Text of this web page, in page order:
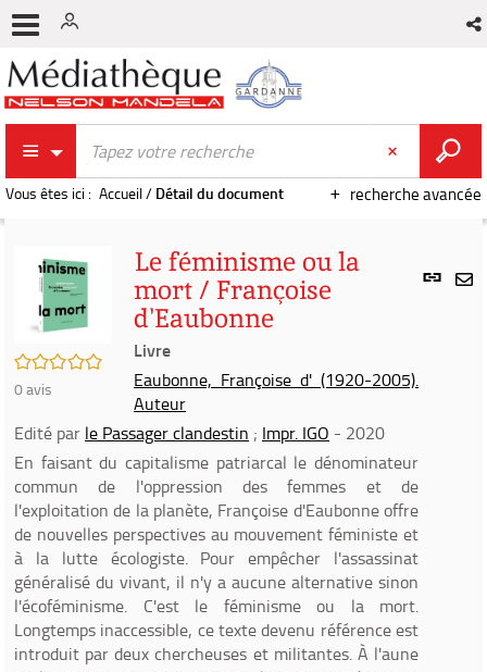
recherche avancée
Vous êtes ici : Accueil/ Détail du document
Lien
/5
0avis
Le féminisme ou la
mort / Françoise
d'Eaubonne
Livre
Eaubonne, Françoise d' (1920-2005).
Auteur
Edité par le Passager clandestin ; Impr. IGO - 2020
En faisant du capitalisme patriarcal le dénominateur
commun de l'oppression des femmes et de
l'exploitation de la planète, Françoise d'Eaubonne offre
de nouvelles perspectives au mouvement féministe et
à la lutte écologiste. Pour empêcher l'assassinat
généralisé du vivant, il n'y a aucune alternative sinon
l'écoféminisme. C'est le féminisme ou la mort.
Longtemps inaccessible, ce texte devenu référence est
introduit par deux chercheuses et militantes. À l'aune